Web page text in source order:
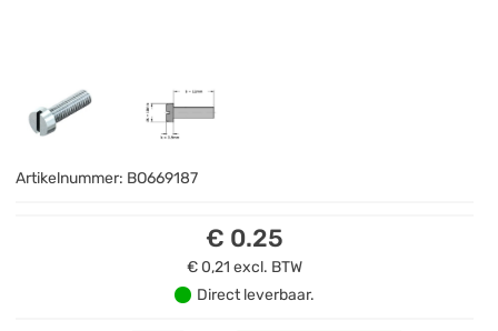
Artikelnummer: BO669187
€ 0.25
€ 0,21 excl. BTW
Direct leverbaar.